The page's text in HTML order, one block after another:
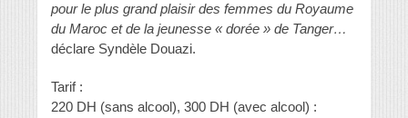
pour le plus grand plaisir des femmes du Royaume
du Maroc et de la jeunesse « dorée » de Tanger…
déclare Syndèle Douazi.
Tarif :
220 DH (sans alcool), 300 DH (avec alcool) :